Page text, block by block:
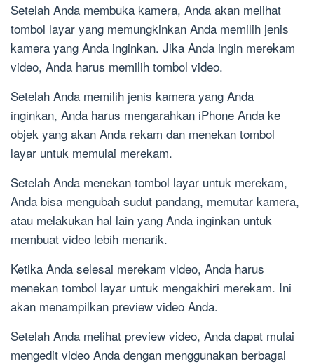
Setelah Anda membuka kamera, Anda akan melihat
tombol layar yang memungkinkan Anda memilih jenis
kamera yang Anda inginkan. Jika Anda ingin merekam
video, Anda harus memilih tombol video.
Setelah Anda memilih jenis kamera yang Anda
inginkan, Anda harus mengarahkan iPhone Anda ke
objek yang akan Anda rekam dan menekan tombol
layar untuk memulai merekam.
Setelah Anda menekan tombol layar untuk merekam,
Anda bisa mengubah sudut pandang, memutar kamera,
atau melakukan hal lain yang Anda inginkan untuk
membuat video lebih menarik.
Ketika Anda selesai merekam video, Anda harus
menekan tombol layar untuk mengakhiri merekam. Ini
akan menampilkan preview video Anda.
Setelah Anda melihat preview video, Anda dapat mulai
mengedit video Anda dengan menggunakan berbagai